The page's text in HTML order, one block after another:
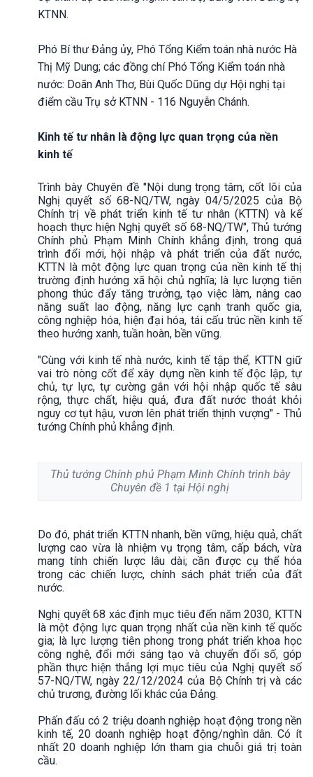
KTNN.
Phó Bí thư Đảng ủy, Phó Tổng Kiểm toán nhà nước Hà
Thị Mỹ Dung; các đồng chí Phó Tổng Kiểm toán nhà
nước: Doãn Anh Thơ, Bùi Quốc Dũng dự Hội nghị tại
điểm cầu Trụ sở KTNN - 116 Nguyễn Chánh.
Kinh tế tư nhân là động lực quan trọng của nền
kinh tế
Trình bày Chuyên đề "Nội dung trọng tâm, cốt lõi của
Nghị quyết số 68-NQ/TW, ngày 04/5/2025 của Bộ
Chính trị về phát triển kinh tế tư nhân (KTTN) và kế
hoạch thực hiện Nghị quyết số 68-NQ/TW", Thủ tướng
Chính phủ Phạm Minh Chính khẳng định, trong quá
trình đổi mới, hội nhập và phát triển của đất nước,
KTTN là một động lực quan trọng của nền kinh tế thị
trường định hướng xã hội chủ nghĩa; là lực lượng tiên
phong thúc đẩy tăng trưởng, tạo việc làm, nâng cao
năng suất lao động, năng lực cạnh tranh quốc gia,
công nghiệp hóa, hiện đại hóa, tái cấu trúc nền kinh tế
theo hướng xanh, tuần hoàn, bền vững.
"Cùng với kinh tế nhà nước, kinh tế tập thể, KTTN giữ
vai trò nòng cốt để xây dựng nền kinh tế độc lập, tự
chủ, tự lực, tự cường gắn với hội nhập quốc tế sâu
rộng, thực chất, hiệu quả, đưa đất nước thoát khỏi
nguy cơ tụt hậu, vươn lên phát triển thịnh vượng" - Thủ
tướng Chính phủ khẳng định.
Thủ tướng Chính phủ Phạm Minh Chính trình bày
Chuyên đề 1 tại Hội nghị
Do đó, phát triển KTTN nhanh, bền vững, hiệu quả, chất
lượng cao vừa là nhiệm vụ trọng tâm, cấp bách, vừa
mang tính chiến lược lâu dài; cần được cụ thể hóa
trong các chiến lược, chính sách phát triển của đất
nước.
Nghị quyết 68 xác định mục tiêu đến năm 2030, KTTN
là một động lực quan trọng nhất của nền kinh tế quốc
gia; là lực lượng tiên phong trong phát triển khoa học
công nghệ, đổi mới sáng tạo và chuyển đổi số, góp
phần thực hiện thắng lợi mục tiêu của Nghị quyết số
57-NQ/TW, ngày 22/12/2024 của Bộ Chính trị và các
chủ trương, đường lối khác của Đảng.
Phấn đấu có 2 triệu doanh nghiệp hoạt động trong nền
kinh tế, 20 doanh nghiệp hoạt động/nghìn dân. Có ít
nhất 20 doanh nghiệp lớn tham gia chuỗi giá trị toàn
cầu.